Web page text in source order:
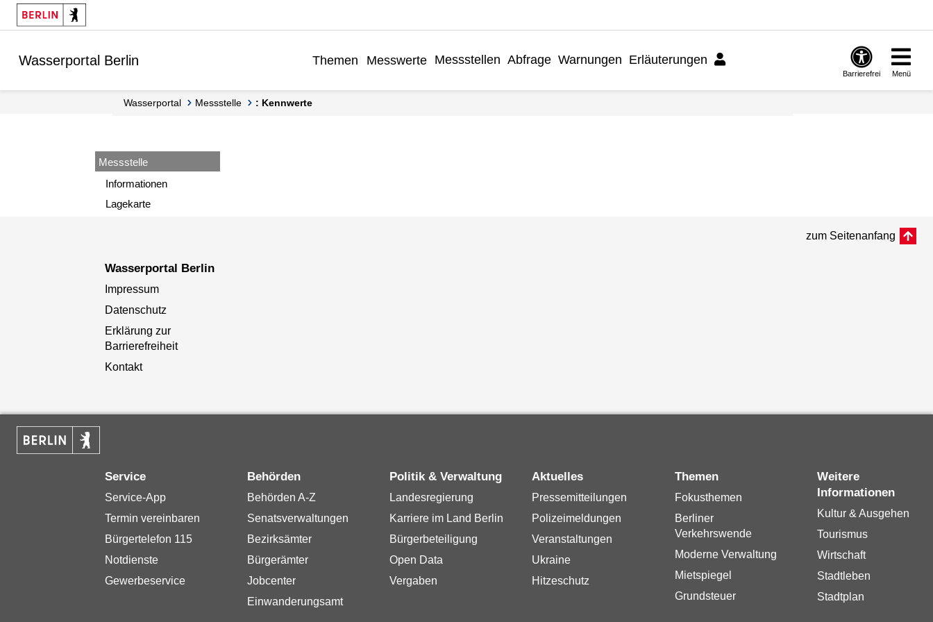
Springe zur Navigation
Springe zum Inhalt
Wasserportal Berlin Themen Messwerte Messstellen Abfrage Warnungen Erläuterungen
Barrierefrei Menü
Wasserportal Messstelle : Kennwerte
Messstelle
Informationen
Lagekarte
zum Seitenanfang
Wasserportal Berlin
Impressum
Datenschutz
Erklärung zur
Barrierefreiheit
Kontakt
Service
Service-App
Termin vereinbaren
Bürgertelefon 115
Notdienste
Gewerbeservice
Behörden
Behörden A-Z
Senatsverwaltungen
Bezirksämter
Bürgerämter
Jobcenter
Einwanderungsamt
Politik & Verwaltung
Landesregierung
Karriere im Land Berlin
Bürgerbeteiligung
Open Data
Vergaben
Aktuelles
Pressemitteilungen
Polizeimeldungen
Veranstaltungen
Ukraine
Hitzeschutz
Themen
Fokusthemen
Berliner
Verkehrswende
Moderne Verwaltung
Mietspiegel
Grundsteuer
Weitere
Informationen
Kultur & Ausgehen
Tourismus
Wirtschaft
Stadtleben
Stadtplan